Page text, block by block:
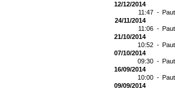
12/12/2014
11:47 -
24/11/2014
11:06 -
21/10/2014
10:52 -
07/10/2014
09:30 -
16/09/2014
10:00 -
09/09/2014